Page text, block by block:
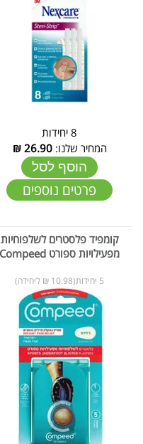
8 יחידות
המחיר שלנו:26.90
₪
הוסף לסל
פרטים נוספים
קומפיד פלסטרים לשלפוחיות
מפעילויות ספורט Compeed
5 יחידות(10.98 ₪ ליחידה)